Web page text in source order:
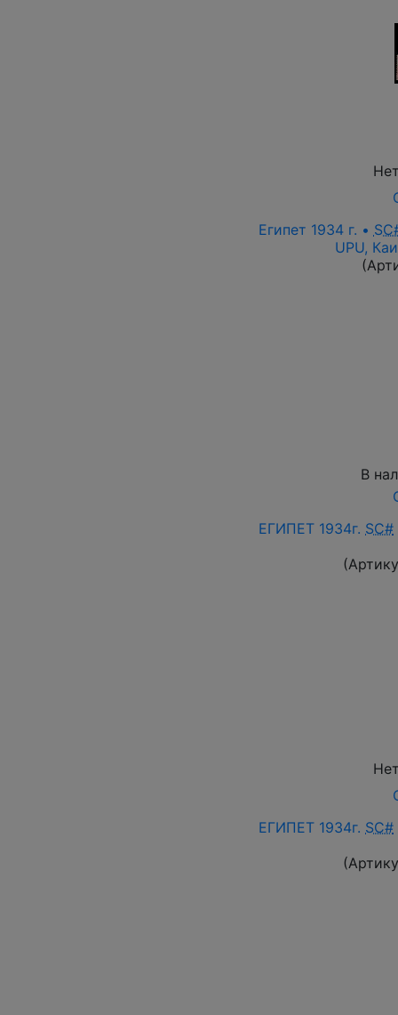
Египет 1934 г. •
UPU,
В
ЕГИПЕТ 1934г. SC#
ЕГИПЕТ 1934г. SC#